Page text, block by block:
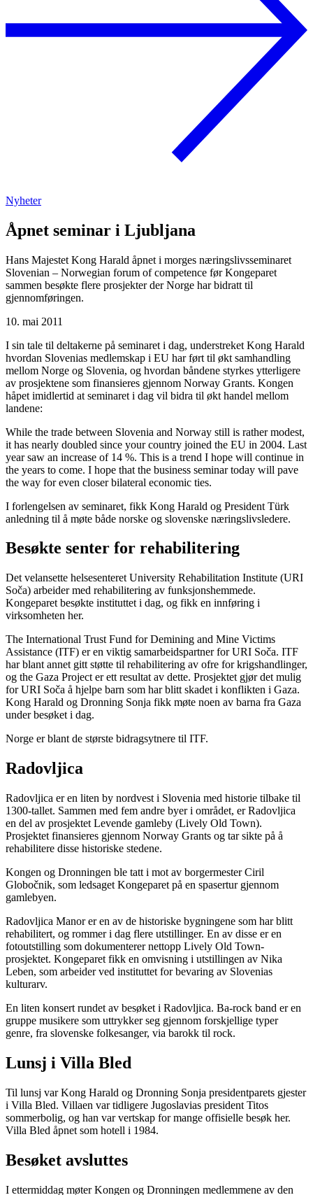
Nyheter
Åpnet seminar i Ljubljana
Hans Majestet Kong Harald åpnet i morges næringslivsseminaret
Slovenian – Norwegian forum of competence før Kongeparet
sammen besøkte flere prosjekter der Norge har bidratt til
gjennomføringen.
10. mai 2011
I sin tale til deltakerne på seminaret i dag, understreket Kong Harald
hvordan Slovenias medlemskap i EU har ført til økt samhandling
mellom Norge og Slovenia, og hvordan båndene styrkes ytterligere
av prosjektene som finansieres gjennom Norway Grants. Kongen
håpet imidlertid at seminaret i dag vil bidra til økt handel mellom
landene:
While the trade between Slovenia and Norway still is rather modest,
it has nearly doubled since your country joined the EU in 2004. Last
year saw an increase of 14 %. This is a trend I hope will continue in
the years to come. I hope that the business seminar today will pave
the way for even closer bilateral economic ties.
I forlengelsen av seminaret, fikk Kong Harald og President Türk
anledning til å møte både norske og slovenske næringslivsledere.
Besøkte senter for rehabilitering
Det velansette helsesenteret University Rehabilitation Institute (URI
Soča) arbeider med rehabilitering av funksjonshemmede.
Kongeparet besøkte instituttet i dag, og fikk en innføring i
virksomheten her.
The International Trust Fund for Demining and Mine Victims
Assistance (ITF) er en viktig samarbeidspartner for URI Soča. ITF
har blant annet gitt støtte til rehabilitering av ofre for krigshandlinger,
og the Gaza Project er ett resultat av dette. Prosjektet gjør det mulig
for URI Soča å hjelpe barn som har blitt skadet i konflikten i Gaza.
Kong Harald og Dronning Sonja fikk møte noen av barna fra Gaza
under besøket i dag.
Norge er blant de største bidragsytnere til ITF.
Radovljica
Radovljica er en liten by nordvest i Slovenia med historie tilbake til
1300-tallet. Sammen med fem andre byer i området, er Radovljica
en del av prosjektet Levende gamleby (Lively Old Town).
Prosjektet finansieres gjennom Norway Grants og tar sikte på å
rehabilitere disse historiske stedene.
Kongen og Dronningen ble tatt i mot av borgermester Ciril
Globočnik, som ledsaget Kongeparet på en spasertur gjennom
gamlebyen.
Radovljica Manor er en av de historiske bygningene som har blitt
rehabilitert, og rommer i dag flere utstillinger. En av disse er en
fotoutstilling som dokumenterer nettopp Lively Old Town-
prosjektet. Kongeparet fikk en omvisning i utstillingen av Nika
Leben, som arbeider ved instituttet for bevaring av Slovenias
kulturarv.
En liten konsert rundet av besøket i Radovljica. Ba-rock band er en
gruppe musikere som uttrykker seg gjennom forskjellige typer
genre, fra slovenske folkesanger, via barokk til rock.
Lunsj i Villa Bled
Til lunsj var Kong Harald og Dronning Sonja presidentparets gjester
i Villa Bled. Villaen var tidligere Jugoslavias president Titos
sommerbolig, og han var vertskap for mange offisielle besøk her.
Villa Bled åpnet som hotell i 1984.
Besøket avsluttes
I ettermiddag møter Kongen og Dronningen medlemmene av den